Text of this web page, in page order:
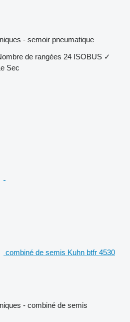
- semoir pneumatique
de rangées 24 ISOBUS ✓
Sec
combiné de semis Kuhn btfr 4530
- combiné de semis